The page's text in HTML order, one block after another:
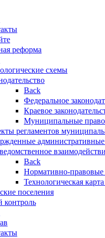
реформа
схемы
Back
Федеральное
Краевое
Муниципальные
регламентов
Back
Нормативно-правовые
Технологическая
поселения